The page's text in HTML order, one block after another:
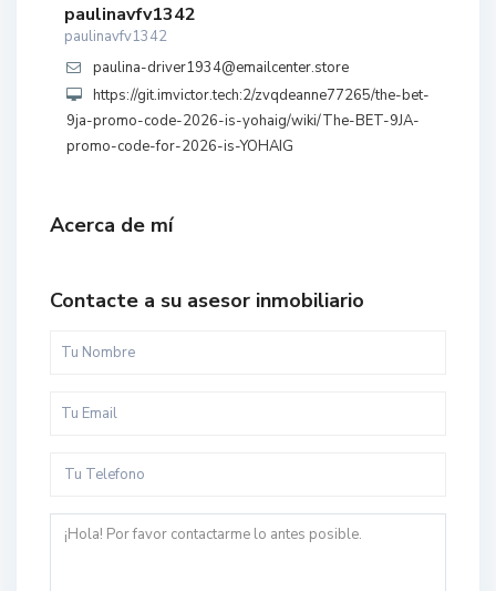
paulinavfv1342
paulinavfv1342
paulina-driver1934@emailcenter.store
https://git.imvictor.tech:2/zvqdeanne77265/the-bet-
9ja-promo-code-2026-is-yohaig/wiki/The-BET-9JA-
promo-code-for-2026-is-YOHAIG
Acerca de mí
Contacte a su asesor inmobiliario